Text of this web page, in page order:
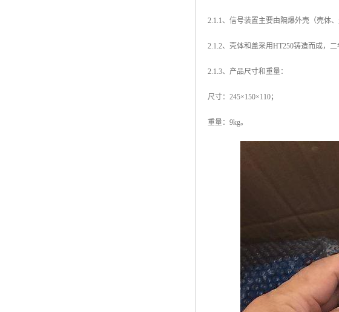
2.1.1、信号装置主要由隔爆外壳（壳体
2.1.2、壳体和盖采用HT250铸造而成，
2.1.3、产品尺寸和重量：
尺寸：245×150×110；
重量：9kg。